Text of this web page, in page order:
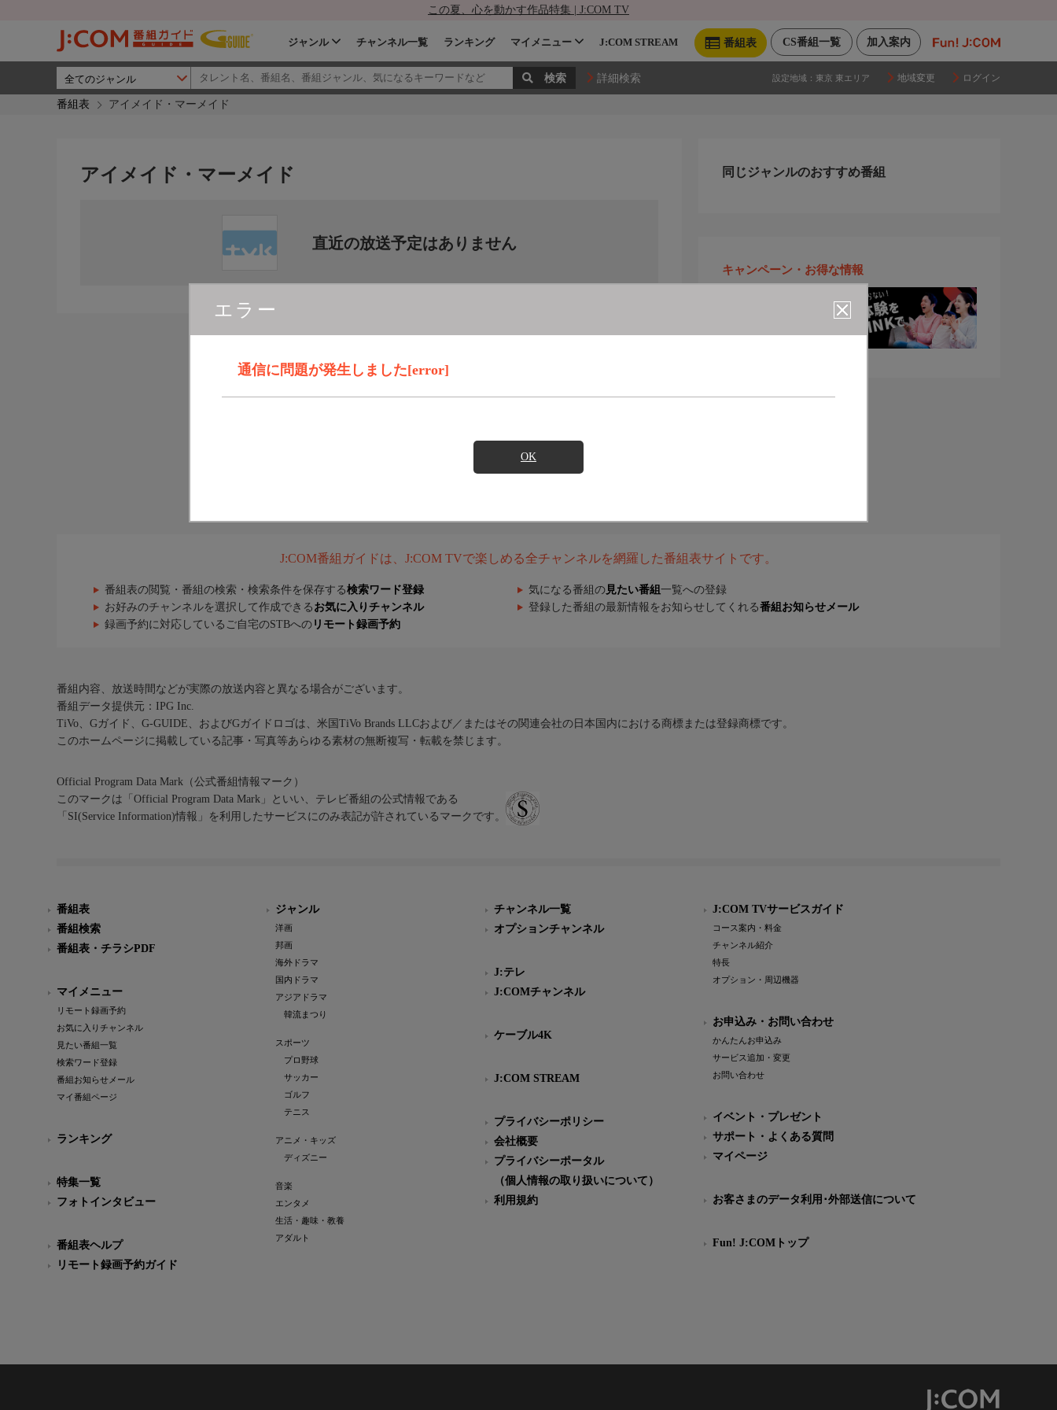
この夏、心を動かす作品特集 | J:COM TV
加入案内
CS番組一覧
番組表
ジャンル チャンネル一覧 ランキング マイメニュー J:COM STREAM
詳細検索 設定地域： 東京 東エリア 地域変更 ログイン
番組表 アイメイド・マーメイド
エラー
通信に問題が発生しました[error]
OK
アイメイド・マーメイド
直近の放送予定はありません
同じジャンルのおすすめ番組
キャンペーン・お得な情報
J:COM番組ガイドは、J:COM TVで楽しめる全チャンネルを網羅した番組表サイトです。
番組表の閲覧・番組の検索・検索条件を保存する検索ワード登録 気になる番組の 見たい番組 一覧への登録
お好みのチャンネルを選択して作成できる お気に入りチャンネル 登録した番組の最新情報をお知らせしてくれる番組お知らせメール
録画予約に対応しているご自宅のSTBへの リモート録画予約
番組内容、放送時間などが実際の放送内容と異なる場合がございます。
番組データ提供元：IPG Inc.
TiVo、Gガイド、G-GUIDE、およびGガイドロゴは、米国TiVo Brands LLCおよび／またはその関連会社の日本国内における商標または登録商標です。
このホームページに掲載している記事・写真等あらゆる素材の無断複写・転載を禁じます。
Official Program Data Mark（公式番組情報マーク）
このマークは「Official Program Data Mark」といい、テレビ番組の公式情報である
「SI(Service Information)情報」を利用したサービスにのみ表記が許されているマークです。
番組表
番組検索
番組表・チラシPDF
マイメニュー
リモート録画予約
お気に入りチャンネル
見たい番組一覧
検索ワード登録
番組お知らせメール
マイ番組ページ
ランキング
特集一覧
フォトインタビュー
番組表ヘルプ
リモート録画予約ガイド
ジャンル
洋画
邦画
海外ドラマ
国内ドラマ
アジアドラマ
韓流まつり
スポーツ
プロ野球
サッカー
ゴルフ
テニス
アニメ・キッズ
ディズニー
音楽
エンタメ
生活・趣味・教養
アダルト
チャンネル一覧
オプションチャンネル
J:テレ
J:COMチャンネル
ケーブル4K
J:COM STREAM
プライバシーポリシー
会社概要
プライバシーポータル
（個人情報の取り扱いについて）
利用規約
J:COM TVサービスガイド
コース案内・料金
チャンネル紹介
特長
オプション・周辺機器
お申込み・お問い合わせ
かんたんお申込み
サービス追加・変更
お問い合わせ
イベント・プレゼント
サポート・よくある質問
マイページ
お客さまのデータ利用･外部送信について
Fun! J:COMトップ